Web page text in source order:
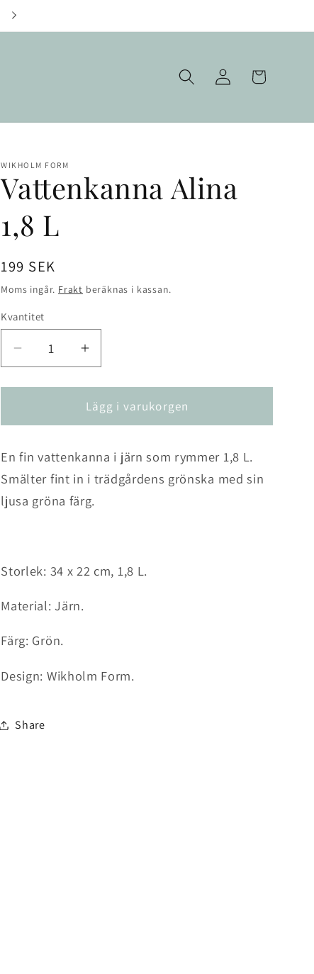
Logga
in
Varukorg
WIKHOLM FORM
Vattenkanna Alina
1,8 L
Ordinarie
pris
199 SEK
Moms ingår. Frakt beräknas i kassan.
Kvantitet
Kvantitet
Minska
kvantitet
för
Vattenkanna
Alina
L
Öka
kvantitet
för
Vattenkanna
Alina
L
Lägg i varukorgen
En fin vattenkanna i järn som rymmer 1,8 L.
Smälter fint in i trädgårdens grönska med sin
ljusa gröna färg.
Storlek: 34 x 22 cm, 1,8 L.
Material: Järn.
Färg: Grön.
Design: Wikholm Form.
Share